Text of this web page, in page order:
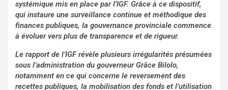
systémique mis en place par l’IGF. Grâce à ce dispositif,
qui instaure une surveillance continue et méthodique des
finances publiques, la gouvernance provinciale commence
à évoluer vers plus de transparence et de rigueur.
Le rapport de l’IGF révèle plusieurs irrégularités présumées
sous l’administration du gouverneur Grâce Bilolo,
notamment en ce qui concerne le reversement des
recettes publiques, la mobilisation des fonds et l’utilisation